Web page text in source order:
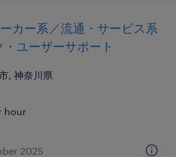
カー系／流通・サービス系
ユーザーサポート
, 神奈川県
hour
2025